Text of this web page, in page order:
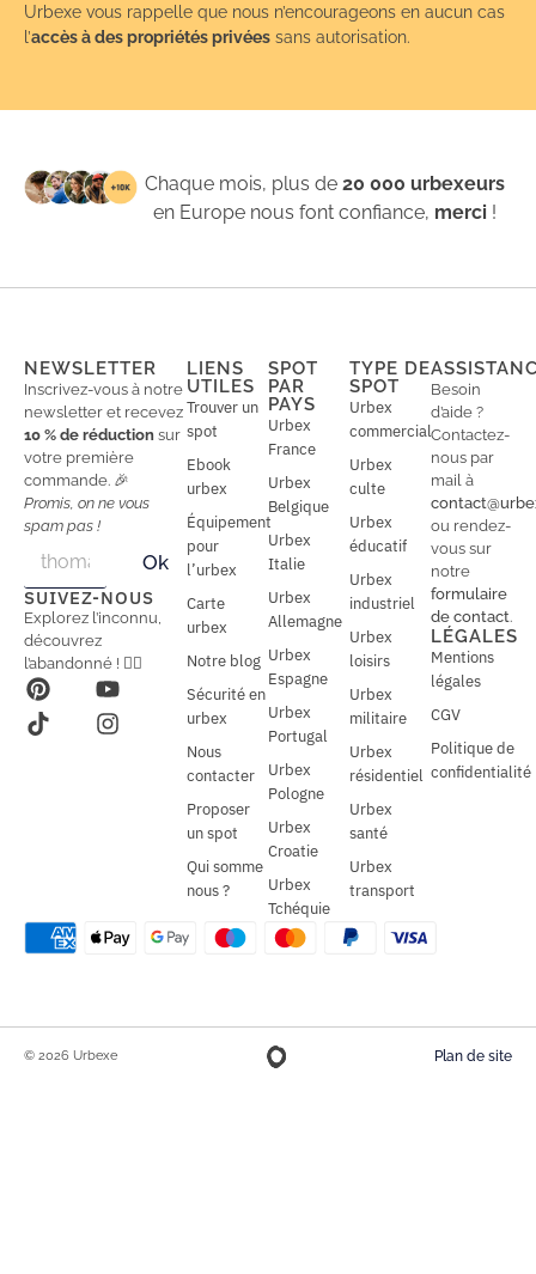
Urbexe vous rappelle que nous n’encourageons en aucun cas
l’accès à des propriétés privées sans autorisation.
Chaque mois, plus de20 000 urbexeurs
en Europe nous font confiance, merci !
NEWSLETTER
Inscrivez-vous à notre
newsletter et recevez
10 % de réduction sur
votre première
commande. 🎉
Promis, on ne vous
spam pas !
a
i
l
a
i
l
*
Ok
SUIVEZ-NOUS
Explorez l’inconnu,
découvrez
l’abandonné ! 🕵️‍♂️
LIENS
UTILES
Trouver un
spot
Ebook
urbex
Équipement
pour
l’urbex
Carte
urbex
Notre blog
Sécurité en
urbex
Nous
contacter
Proposer
un spot
Qui somme
nous ?
SPOT
PAR
PAYS
Urbex
France
Urbex
Belgique
Urbex
Italie
Urbex
Allemagne
Urbex
Espagne
Urbex
Portugal
Urbex
Pologne
Urbex
Croatie
Urbex
Tchéquie
TYPE DE
SPOT
Urbex
commercial
Urbex
culte
Urbex
éducatif
Urbex
industriel
Urbex
loisirs
Urbex
militaire
Urbex
résidentiel
Urbex
santé
Urbex
transport
Besoin
d’aide ?
Contactez-
nous par
mail à
ou rendez-
vous sur
notre
formulaire
de contact.
LÉGALES
Mentions
légales
CGV
Politique de
confidentialité
© 2026 Urbexe Plan de site